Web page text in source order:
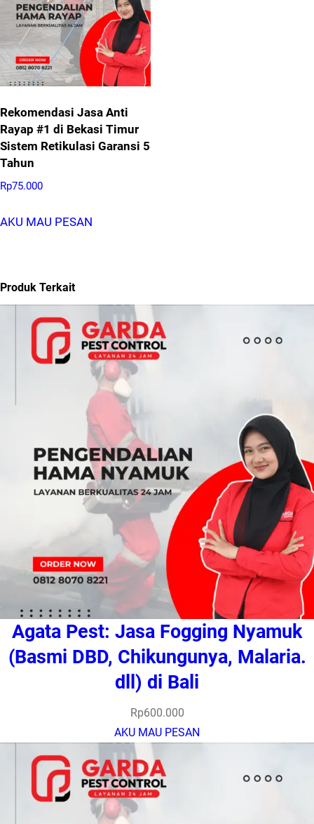
Rekomendasi Jasa Anti
Rayap #1 di Bekasi Timur
Sistem Retikulasi Garansi 5
Tahun
Rp75.000
AKU MAU PESAN
Produk Terkait
Agata Pest: Jasa Fogging Nyamuk
(Basmi DBD, Chikungunya, Malaria.
dll) di Bali
Rp600.000
AKU MAU PESAN